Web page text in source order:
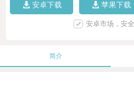
安卓下载 苹果下载
安卓市场，安
简介